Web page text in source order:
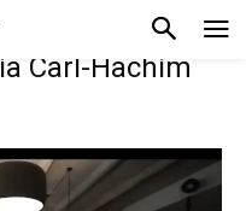
Carl-Hachim